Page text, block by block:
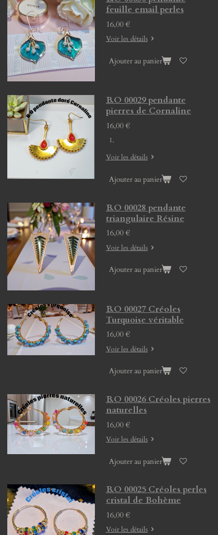
feuille email perles
16,00 €
Voir les détails
Ajouter au panier
B.O 00029 pendante
pierres de Cornaline
16,00 €
Voir les détails
Ajouter au panier
B.O 00028 pendante
triangulaire Résine
16,00 €
Voir les détails
Ajouter au panier
B.O 00027 Créoles
Turquoise véritable
16,00 €
Voir les détails
Ajouter au panier
B.O 00026 Créoles pierres
naturelles
16,00 €
Voir les détails
Ajouter au panier
B.O 00025 Créoles perles
cristal de Bohème
16,00 €
Voir les détails